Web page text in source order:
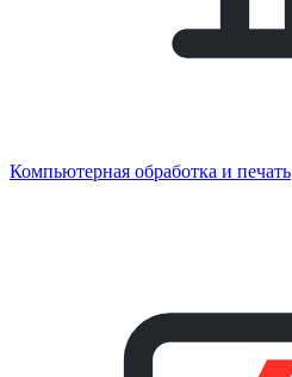
Компьютерная обработка и печать